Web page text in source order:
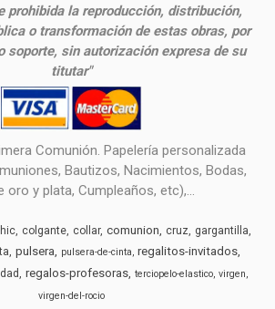
prohibida la reproducción, distribución,
o transformación de estas obras, por
soporte, sin autorización expresa de su
titutar"
Comunión. Papelería personalizada
Bautizos, Nacimientos, Bodas,
oro y plata, Cumpleaños, etc),...
colgante collar comunion cruz gargantilla
pulsera pulsera-de-cinta regalitos-invitados
regalos-profesoras terciopelo-elastico virgen
virgen-del-rocio